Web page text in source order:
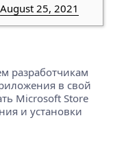
August 25, 2021
разработчикам
в свой
Microsoft Store
и установки